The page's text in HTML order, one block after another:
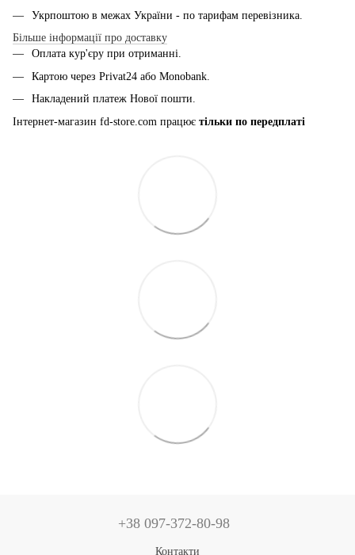
Укрпоштою в межах України - по тарифам перевізника.
Більше інформації про доставку
Оплата кур'єру при отриманні.
Картою через Privat24 або Monobank.
Накладений платеж Нової пошти.
Інтернет-магазин fd-store.com працює тільки по передплаті
+38 097-372-80-98
Контакти